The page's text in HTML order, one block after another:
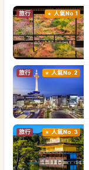
旅行 人氣No.1
旅行 人氣No.2
旅行 人氣No.3